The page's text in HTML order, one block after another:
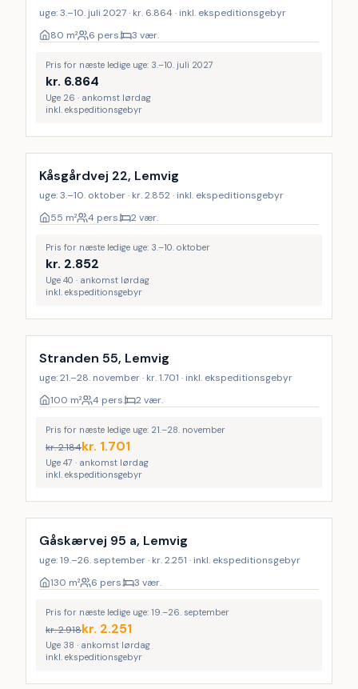
uge: 3.–10. juli 2027 · kr. 6.864 · inkl. ekspeditionsgebyr
80 m² 6 pers. 3 vær.
Pris for næste ledige uge: 3.–10. juli 2027
kr. 6.864
Uge 26 · ankomst lørdag
inkl. ekspeditionsgebyr
Kåsgårdvej 22, Lemvig
uge: 3.–10. oktober · kr. 2.852 · inkl. ekspeditionsgebyr
55 m² 4 pers. 2 vær.
Pris for næste ledige uge: 3.–10. oktober
kr. 2.852
Uge 40 · ankomst lørdag
inkl. ekspeditionsgebyr
Stranden 55, Lemvig
uge: 21.–28. november · kr. 1.701 · inkl. ekspeditionsgebyr
100 m² 4 pers. 2 vær.
Pris for næste ledige uge: 21.–28. november
kr.2.184kr. 1.701
Uge 47 · ankomst lørdag
inkl. ekspeditionsgebyr
Gåskærvej 95 a, Lemvig
uge: 19.–26. september · kr. 2.251 · inkl. ekspeditionsgebyr
130 m² 6 pers. 3 vær.
Pris for næste ledige uge: 19.–26. september
kr.2.918kr. 2.251
Uge 38 · ankomst lørdag
inkl. ekspeditionsgebyr